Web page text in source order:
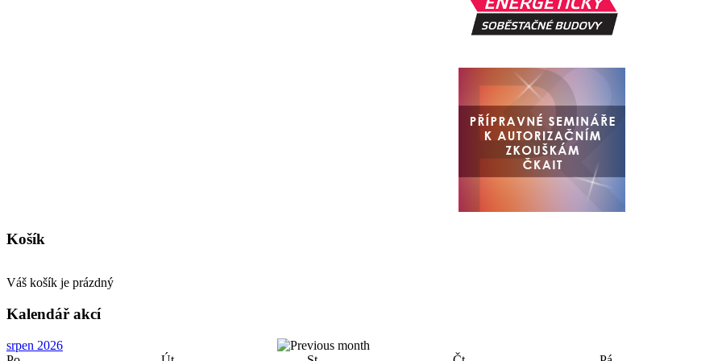
Košík
Váš košík je prázdný
Kalendář akcí
srpen 2026